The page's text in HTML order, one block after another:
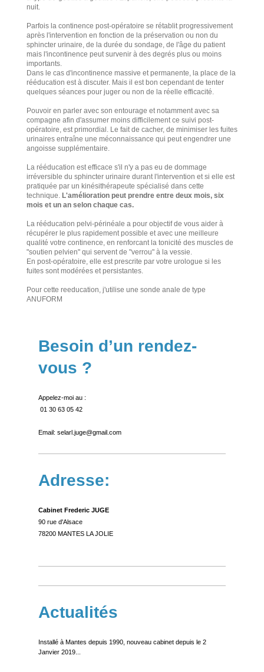
nuit.
Parfois la continence post-opératoire se rétablit progressivement
après l'intervention en fonction de la préservation ou non du
sphincter urinaire, de la durée du sondage, de l'âge du patient
mais l'incontinence peut survenir à des degrés plus ou moins
importants.
Dans le cas d'incontinence massive et permanente, la place de la
rééducation est à discuter. Mais il est bon cependant de tenter
quelques séances pour juger ou non de la réelle efficacité.
Pouvoir en parler avec son entourage et notamment avec sa
compagne afin d'assumer moins difficilement ce suivi post-
opératoire, est primordial. Le fait de cacher, de minimiser les fuites
urinaires entraîne une méconnaissance qui peut engendrer une
angoisse supplémentaire.
La rééducation est efficace s'il n'y a pas eu de dommage
irréversible du sphincter urinaire durant l'intervention et si elle est
pratiquée par un kinésithérapeute spécialisé dans cette
technique. L'amélioration peut prendre entre deux mois, six
mois et un an selon chaque cas.
La rééducation pelvi-périnéale a pour objectif de vous aider à
récupérer le plus rapidement possible et avec une meilleure
qualité votre continence, en renforcant la tonicité des muscles de
"soutien pelvien" qui servent de "verrou" à la vessie.
En post-opératoire, elle est prescrite par votre urologue si les
fuites sont modérées et persistantes.
Pour cette reeducation, j'utilise une sonde anale de type
ANUFORM
Besoin d’un rendez-
vous ?
Appelez-moi au :
01 30 63 05 42
Email: selarl.juge@gmail.com
Adresse:
Cabinet Frederic JUGE
90 rue d'Alsace
78200 MANTES LA JOLIE
Actualités
Installé à Mantes depuis 1990, nouveau cabinet depuis le 2
Janvier 2019...